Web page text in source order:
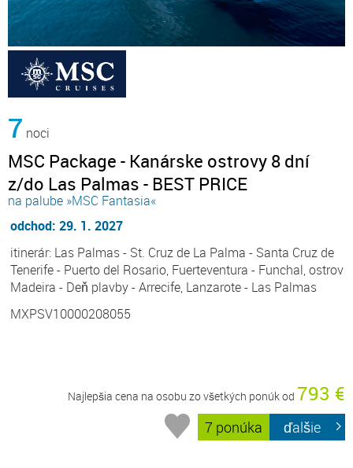
7 noci
MSC Package - Kanárske ostrovy 8 dní
z/do Las Palmas - BEST PRICE
na palube »MSC Fantasia«
odchod: 29. 1. 2027
itinerár: Las Palmas - St. Cruz de La Palma - Santa Cruz de
Tenerife - Puerto del Rosario, Fuerteventura - Funchal, ostrov
Madeira - Deň plavby - Arrecife, Lanzarote - Las Palmas
MXPSV10000208055
Najlepšia cena na osobu zo všetkých ponúk od 793 €
7 ponúka ďalšie